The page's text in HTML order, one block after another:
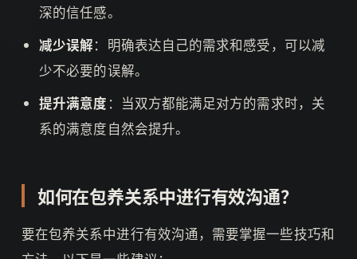
深的信任感。
减少误解：明确表达自己的需求和感受，可以减
少不必要的误解。
提升满意度 ：当双方都能满足对方的需求时，关
系的满意度自然会提升。
如何在包养关系中进行有效沟通？
要在包养关系中进行有效沟通，需要掌握一些技巧和